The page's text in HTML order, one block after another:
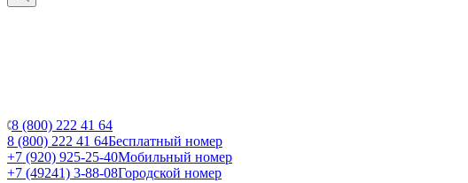
8 (800) 222 41 64
8 (800) 222 41 64Бесплатный номер
+7 (920) 925-25-40Мобильный номер
+7 (49241) 3-88-08Городской номер